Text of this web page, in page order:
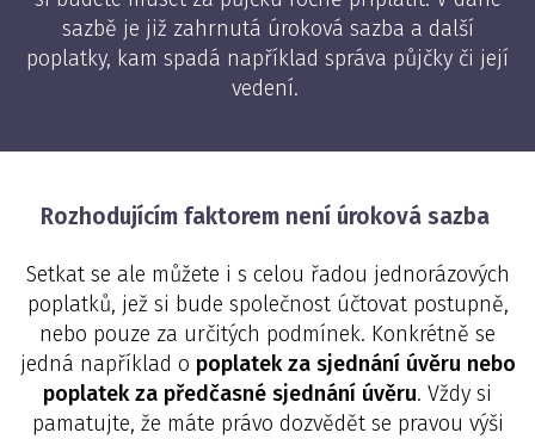
sazbě je již zahrnutá úroková sazba a další
poplatky, kam spadá například správa půjčky či její
vedení.
Rozhodujícím faktorem není úroková sazba
Setkat se ale můžete i s celou řadou jednorázových
poplatků, jež si bude společnost účtovat postupně,
nebo pouze za určitých podmínek. Konkrétně se
jedná například o poplatek za sjednání úvěru nebo
poplatek za předčasné sjednání úvěru. Vždy si
pamatujte, že máte právo dozvědět se pravou výši